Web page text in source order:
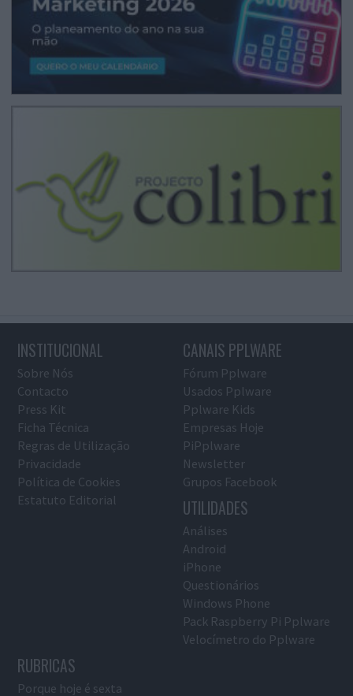
INSTITUCIONAL
Sobre Nós
Contacto
Press Kit
Ficha Técnica
Regras de Utilização
Privacidade
Política de Cookies
Estatuto Editorial
CANAIS PPLWARE
Fórum Pplware
Usados Pplware
Pplware Kids
Empresas Hoje
PiPplware
Newsletter
Grupos Facebook
UTILIDADES
Análises
Android
iPhone
Questionários
Windows Phone
Pack Raspberry Pi Pplware
Velocímetro do Pplware
RUBRICAS
Porque hoje é sexta